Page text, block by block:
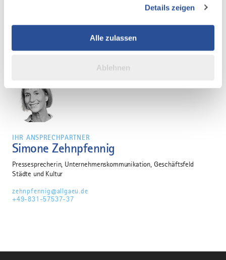
Verwendung unserer Website an unsere Partner für
soziale Medien, Werbung und Analysen weiter. Unsere
Partner führen diese Informationen möglicherweise mit
weiteren Daten zusammen, die Sie ihnen bereitgestellt
Details zeigen
Alle zulassen
Ablehnen
IHR ANSPRECHPARTNER
Simone Zehnpfennig
Pressesprecherin, Unternehmenskommunikation, Geschäftsfeld
Städte und Kultur
zehnpfennig@allgaeu.de
+49-831-57537-37